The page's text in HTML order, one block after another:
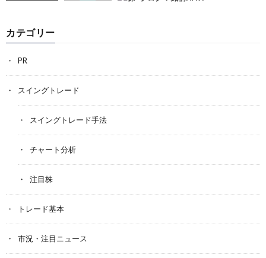
カテゴリー
PR
スイングトレード
スイングトレード手法
チャート分析
注目株
トレード基本
市況・注目ニュース